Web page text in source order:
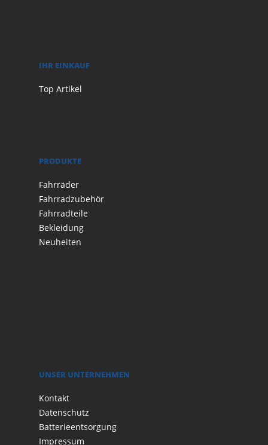
IHR EINKAUF
Top Artikel
PRODUKTE
Fahrräder
Fahrradzubehör
Fahrradteile
Bekleidung
Neuheiten
UNSER UNTERNEHMEN
Kontakt
Datenschutz
Batterieentsorgung
Impressum